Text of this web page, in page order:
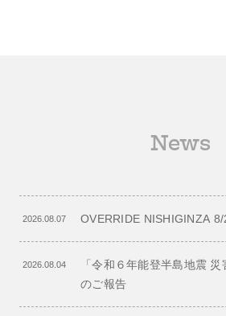
News
2026.08.07 OVERRIDE NISHIGINZA
2026.08.04
「令和６年能登半島地震
のご報告